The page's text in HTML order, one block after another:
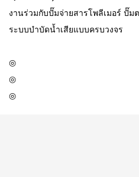
งานร่วมกับปั๊มจ่ายสารโพลีเมอร์ ปั๊ม
ระบบบำบัดน้ำเสียแบบครบวงจร
◎
◎
◎